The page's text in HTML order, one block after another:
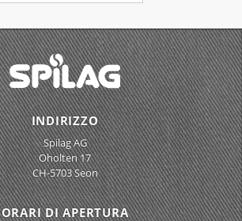
INDIRIZZO
Spilag AG
Oholten 17
CH-5703 Seon
ORARI DI APERTURA